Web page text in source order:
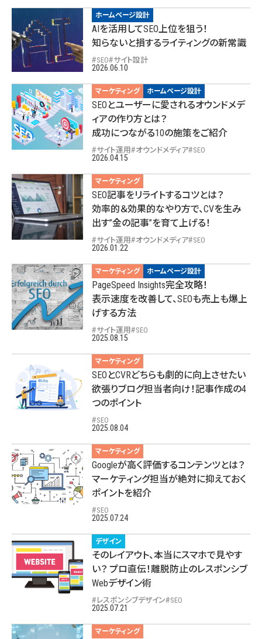
ホームページ設計
AIを活用してSEO上位を狙う！
知らないと損するライティングの新常識
SEO サイト設計
2026.06.10
マーケティング ホームページ設計
SEOとユーザーに愛されるオウンドメデ
ィアの作り方とは？
成功につながる10の施策をご紹介
サイト運用 オウンドメディア SEO
2026.04.15
マーケティング
SEO記事をリライトするコツとは？
効率的＆効果的なやり方で、CVを生み
出す”金の記事”を育て上げる！
サイト運用 オウンドメディア SEO
2026.01.22
マーケティング ホームページ設計
PageSpeed Insights完全攻略！
表示速度を改善して、SEOも売上も爆上
げする方法
サイト運用 SEO
2025.08.15
マーケティング
SEOとCVRどちらも劇的に向上させたい
欲張りブログ担当者向け！記事作成の4
つのポイント
SEO
2025.08.04
マーケティング
Googleが高く評価するコンテンツとは？
マーケティング担当が絶対に抑えておく
ポイントを紹介
SEO
2025.07.24
デザイン
そのレイアウト、本当にスマホで見やす
い？ プロ直伝！離脱防止のレスポンシブ
Webデザイン術
レスポンシブデザイン SEO
2025.07.21
マーケティング